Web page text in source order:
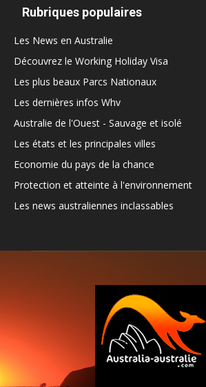
Rubriques populaires
Les News en Australie
Découvrez le Working Holiday Visa
Les plus beaux Parcs Nationaux
Les dernières infos Whv
Australie de l'Ouest - Sauvage et isolé
Les états et les principales villes
Economie du pays de la chance
Protection et atteinte à l'environnement
Les news australiennes inclassables